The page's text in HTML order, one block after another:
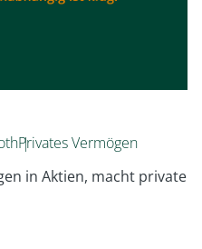
Privates Vermögen
in Aktien, macht private